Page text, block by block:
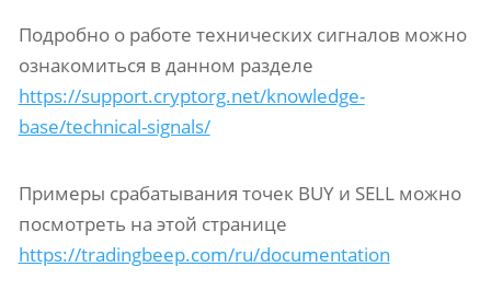
Подробно о работе технических сигналов можно
ознакомиться в данном разделе
https://support.cryptorg.net/knowledge-
base/technical-signals/
Примеры срабатывания точек BUY и SELL можно
посмотреть на этой странице
https://tradingbeep.com/ru/documentation